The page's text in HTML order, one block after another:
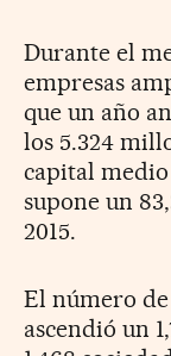
Durante el
empresas
que un año
los 5.324
capital medio
supone un
2015.
El número
ascendió un